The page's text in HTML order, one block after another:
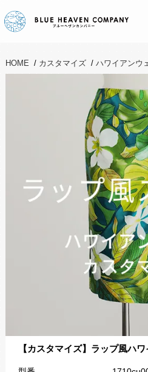
HOME / カスタマイズ / ハワイアンウ
【カスタマイズ】ラップ風ハ